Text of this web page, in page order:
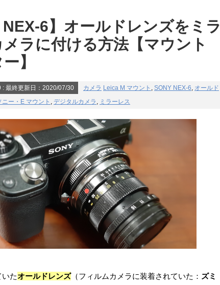
NEX-6】オールドレンズをミラ
ラに付ける方法【マウント
】
: 最終更新日：2020/07/30 カメラ Leica M マウント , SONY NEX-6, オールド
ニー・E マウント , デジタルカメラ , ミラーレス
たオールドレンズ（フィルムカメラに装着されていた： ズミ